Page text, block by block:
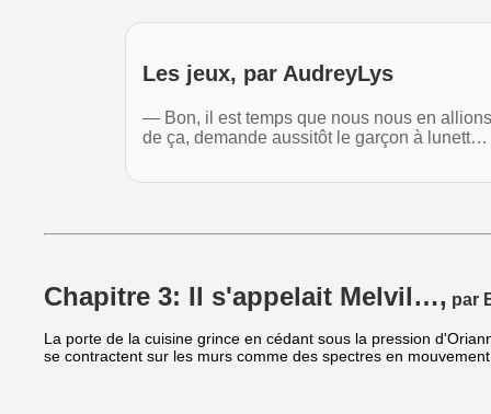
Les jeux, par AudreyLys
— Bon, il est temps que nous nous en
de ça, demande aussitôt le garçon à lunett…
Chapitre 3: Il s'appelait Melvil…, par
La porte de la cuisine grince en cédant sous la pression
se contractent sur les murs comme des spectres en